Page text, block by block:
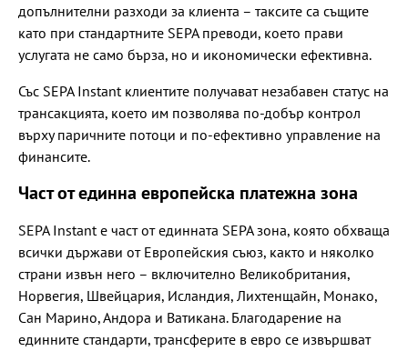
допълнителни разходи за клиента – таксите са същите
като при стандартните SEPA преводи, което прави
услугата не само бърза, но и икономически ефективна.
Със SEPA Instant клиентите получават незабавен статус на
трансакцията, което им позволява по-добър контрол
върху паричните потоци и по-ефективно управление на
финансите.
Част от единна европейска платежна зона
SEPA Instant е част от единната SEPA зона, която обхваща
всички държави от Европейския съюз, както и няколко
страни извън него – включително Великобритания,
Норвегия, Швейцария, Исландия, Лихтенщайн, Монако,
Сан Марино, Андора и Ватикана. Благодарение на
единните стандарти, трансферите в евро се извършват